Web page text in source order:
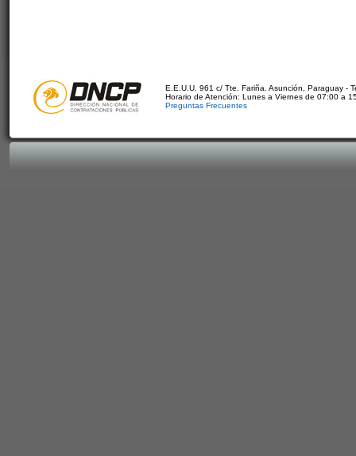
E.E.U.U. 961 c/ Tte. Fariña. Asunción, Paraguay -
Horario de Atención: Lunes a Viernes de 07:00 a
Preguntas Frecuentes